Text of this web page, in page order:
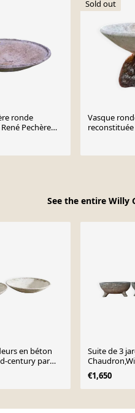
ronde
Pechère
années 1950
Sold out
Vasque
reconstituée
See the entire Willy
en béton
century par
1950.
Suite de 3
1950/70
€1,650